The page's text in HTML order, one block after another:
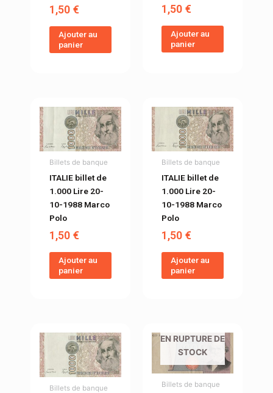
1,50€
Ajouter au
panier
1,50€
Ajouter au
panier
Billets de banque
ITALIE billet de
1.000 Lire 20-
10-1988 Marco
Polo
1,50€
Ajouter au
panier
Billets de banque
ITALIE billet de
1.000 Lire 20-
10-1988 Marco
Polo
1,50€
Ajouter au
panier
Billets de banque
EN RUPTURE DE
STOCK
Billets de banque